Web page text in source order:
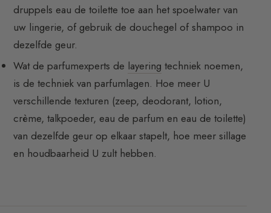
druppels eau de toilette toe aan het spoelwater van
uw lingerie, of gebruik de douchegel of shampoo in
dezelfde geur.
Wat de parfumexperts de layering techniek noemen,
is de techniek van parfumlagen. Hoe meer U
verschillende texturen (zeep, deodorant, lotion,
crème, talkpoeder, eau de parfum en eau de toilette)
van dezelfde geur op elkaar stapelt, hoe meer sillage
en houdbaarheid U zult hebben.